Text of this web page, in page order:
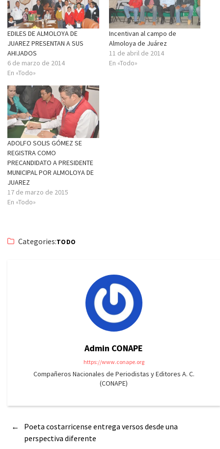
EDILES DE ALMOLOYA DE
JUAREZ PRESENTAN A SUS
AHIJADOS
6 de marzo de 2014
En «Todo»
Incentivan al campo de
Almoloya de Juárez
11 de abril de 2014
En «Todo»
ADOLFO SOLIS GÓMEZ SE
REGISTRA COMO
PRECANDIDATO A PRESIDENTE
MUNICIPAL POR ALMOLOYA DE
JUAREZ
17 de marzo de 2015
En «Todo»
Categories:TODO
Admin CONAPE
https://www.conape.org
Compañeros Nacionales de Periodistas y Editores A. C.
(CONAPE)
←
Poeta costarricense entrega versos desde una
perspectiva diferente